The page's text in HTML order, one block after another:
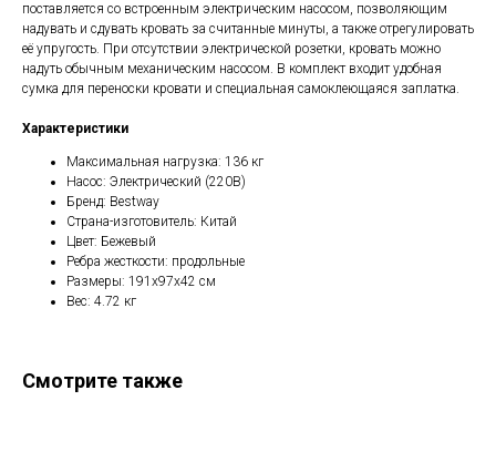
поставляется со встроенным электрическим насосом, позволяющим
надувать и сдувать кровать за считанные минуты, а также отрегулировать
её упругость. При отсутствии электрической розетки, кровать можно
надуть обычным механическим насосом. В комплект входит удобная
сумка для переноски кровати и специальная самоклеющаяся заплатка.
Характеристики
Максимальная нагрузка: 136 кг
Насос: Электрический (220В)
Бренд: Bestway
Страна-изготовитель: Китай
Цвет: Бежевый
Ребра жесткости: продольные
Размеры: 191x97x42 см
Вес: 4.72 кг
Смотрите также